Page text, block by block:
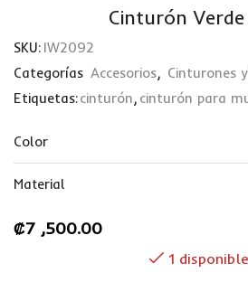
Cinturón
SKU: IW2092
Categorías Accesorios, Cinturones
Etiquetas:cinturón, cinturón para
Color
Material
₡7 ,500.00
1